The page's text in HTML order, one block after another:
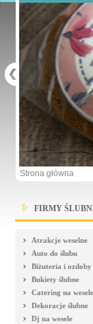
Strona główna
FIRMY
Atrakcje weselne
Auto do ślubu
Biżuteria i ozdoby
Bukiety ślubne
Catering na wesele
Dekoracje ślubne
Dj na wesele